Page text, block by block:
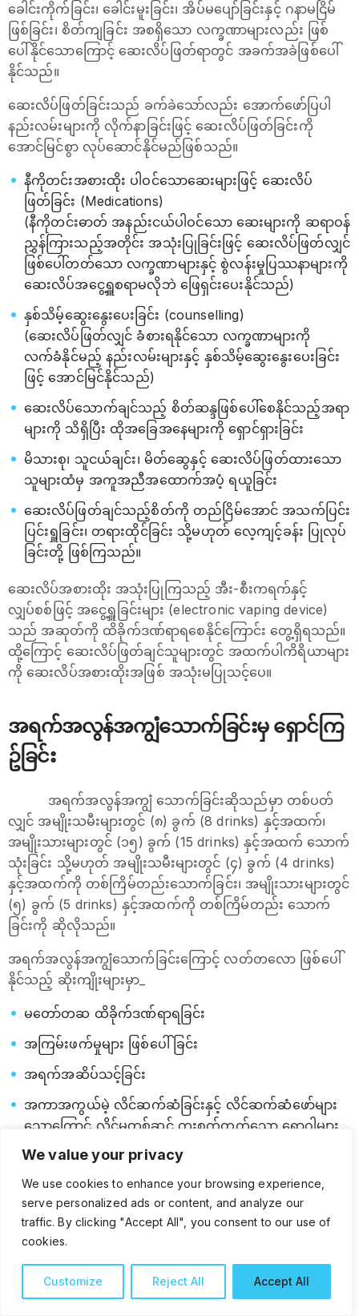
We value your privacy
We use cookies to enhance your browsing experience,
serve personalized ads or content, and analyze our
traffic. By clicking "Accept All", you consent to our use of
cookies.
Customize Reject All Accept All
ခေါင်းကိုက်ခြင်း၊ ခေါင်းမူးခြင်း၊ အိပ်မပျော်ခြင်းနှင့် ဂနာမငြိမ်
ဖြစ်ခြင်း၊ စိတ်ကျခြင်း အစရှိသော လက္ခဏာများလည်း ဖြစ်
ပေါ်နိုင်သောကြောင့် ဆေးလိပ်ဖြတ်ရာတွင် အခက်အခဲဖြစ်ပေါ်
နိုင်သည်။
ဆေးလိပ်ဖြတ်ခြင်းသည် ခက်ခဲသော်လည်း အောက်ဖော်ပြပါ
နည်းလမ်းများကို လိုက်နာခြင်းဖြင့် ဆေးလိပ်ဖြတ်ခြင်းကို
အောင်မြင်စွာ လုပ်ဆောင်နိုင်မည်ဖြစ်သည်။
နီကိုတင်းအစားထိုး ပါဝင်သောဆေးများဖြင့် ဆေးလိပ်
ဖြတ်ခြင်း (Medications)
(နီကိုတင်းဓာတ် အနည်းငယ်ပါဝင်သော ဆေးများကို ဆရာဝန်
ညွှန်ကြားသည့်အတိုင်း အသုံးပြုခြင်းဖြင့် ဆေးလိပ်ဖြတ်လျှင်
ဖြစ်ပေါ်တတ်သော လက္ခဏာများနှင့် စွဲလန်းမှုပြဿနာများကို
ဆေးလိပ်အငွေ့ရှူစရာမလိုဘဲ ဖြေရှင်းပေးနိုင်သည်)
နှစ်သိမ့်ဆွေးနွေးပေးခြင်း (counselling)
(ဆေးလိပ်ဖြတ်လျှင် ခံစားရနိုင်သော လက္ခဏာများကို
လက်ခံနိုင်မည့် နည်းလမ်းများနှင့် နှစ်သိမ့်ဆွေးနွေးပေးခြင်း
ဖြင့် အောင်မြင်နိုင်သည်)
ဆေးလိပ်သောက်ချင်သည့် စိတ်ဆန္ဒဖြစ်ပေါ်စေနိုင်သည့်အရာ
များကို သိရှိပြီး ထိုအခြေအနေများကို ရှောင်ရှားခြင်း
မိသားစု၊ သူငယ်ချင်း၊ မိတ်ဆွေနှင့် ဆေးလိပ်ဖြတ်ထားသော
သူများထံမှ အကူအညီအထောက်အပံ့ ရယူခြင်း
ဆေးလိပ်ဖြတ်ချင်သည့်စိတ်ကို တည်ငြိမ်အောင် အသက်ပြင်း
ပြင်းရှူခြင်း၊ တရားထိုင်ခြင်း သို့မဟုတ် လေ့ကျင့်ခန်း ပြုလုပ်
ခြင်းတို့ ဖြစ်ကြသည်။
ဆေးလိပ်အစားထိုး အသုံးပြုကြသည့် အီး-စီးကရက်နှင့်
လျှပ်စစ်ဖြင့် အငွေ့ရှူခြင်းများ (electronic vaping device)
သည်‌ အဆုတ်ကို ထိခိုက်ဒဏ်ရာရစေနိုင်ကြောင်း တွေ့ရှိရသည်။
ထို့ကြောင့် ဆေးလိပ်ဖြတ်ချင်သူများတွင် အထက်ပါကိရိယာများ
ကို ဆေးလိပ်အစားထိုးအဖြစ် အသုံးမပြုသင့်ပေ။
အရက်အလွန်အကျွံသောက်ခြင်းမှ ရှောင်ကြ
ဥ်ခြင်း
အရက်အလွန်အကျွံ သောက်ခြင်းဆိုသည်မှာ တစ်ပတ်
လျှင် အမျိုးသမီးများတွင် (၈) ခွက် (8 drinks) နှင့်အထက်၊
အမျိုးသားများတွင် (၁၅) ခွက် (15 drinks) နှင့်အထက် သောက်
သုံးခြင်း သို့မဟုတ် အမျိုးသမီးများတွင် (၄) ခွက် (4 drinks)
နှင့်အထက်ကို တစ်ကြိမ်တည်းသောက်ခြင်း၊ အမျိုးသားများတွင်
(၅) ခွက် (5 drinks) နှင့်အထက်ကို တစ်ကြိမ်တည်း သောက်
ခြင်းကို ဆိုလိုသည်။
အရက်အလွန်အကျွံသောက်ခြင်းကြောင့် လတ်တလော ဖြစ်ပေါ်
နိုင်သည့် ဆိုးကျိုးများမှာ_
မတော်တဆ ထိခိုက်ဒဏ်ရာရခြင်း
အကြမ်းဖက်မှုများ ဖြစ်ပေါ်ခြင်း
အရက်အဆိပ်သင့်ခြင်း
အကာအကွယ်မဲ့ လိင်ဆက်ဆံခြင်းနှင့် လိင်ဆက်ဆံဖော်များ
သောကြောင့် လိင်မှတစ်ဆင့် ကူးစက်တတ်သော‌ ရောဂါများ
ကူးစက်ခြင်း
ကိုယ်ဝန်ဆောင်မိခင် အရက်အလွန်အကျွံသောက်လျှင်
ကလေးတွင် မွေးရာပါချို့ယွင်းချက်များ ဖြစ်ပေါ်ခြင်းတို့ ဖြစ်
ကြသည်။
ထိခိုက်ခြင်း၊ သွေးပေါင်ချိန်တက်ခြင်း၊ နှလုံးရောဂါ၊ အသည်း
ရောဂါ (အသည်းအဆီဖုံး၊ အသည်းရောင်၊ အသည်းခြောက်နှင့်